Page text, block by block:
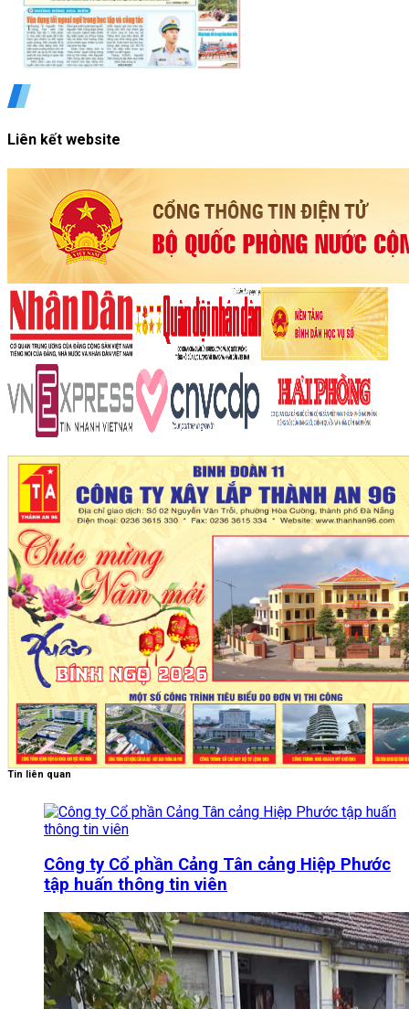
Liên kết website
Tin liên quan
Công ty Cổ phần Cảng Tân cảng Hiệp Phước
tập huấn thông tin viên